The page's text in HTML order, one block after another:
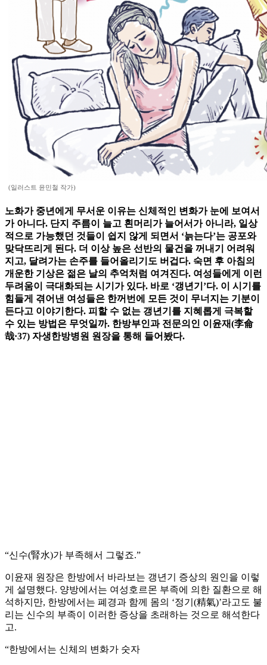
(일러스트 윤민철 작가)
노화가 중년에게 무서운 이유는 신체적인 변화가 눈에 보여서
가 아니다. 단지 주름이 늘고 흰머리가 늘어서가 아니라, 일상
적으로 가능했던 것들이 쉽지 않게 되면서 ‘늙는다’는 공포와
맞닥뜨리게 된다. 더 이상 높은 선반의 물건을 꺼내기 어려워
지고, 달려가는 손주를 들어올리기도 버겁다. 숙면 후 아침의
개운한 기상은 젊은 날의 추억처럼 여겨진다. 여성들에게 이런
두려움이 극대화되는 시기가 있다. 바로 ‘갱년기’다. 이 시기를
힘들게 겪어낸 여성들은 한꺼번에 모든 것이 무너지는 기분이
든다고 이야기한다. 피할 수 없는 갱년기를 지혜롭게 극복할
수 있는 방법은 무엇일까. 한방부인과 전문의인 이윤재(李侖
哉·37) 자생한방병원 원장을 통해 들어봤다.
“신수(腎水)가 부족해서 그렇죠.”
이윤재 원장은 한방에서 바라보는 갱년기 증상의 원인을 이렇
게 설명했다. 양방에서는 여성호르몬 부족에 의한 질환으로 해
석하지만, 한방에서는 폐경과 함께 몸의 ‘정기(精氣)’라고도 불
리는 신수의 부족이 이러한 증상을 초래하는 것으로 해석한다
고.
“한방에서는 신체의 변화가 숫자